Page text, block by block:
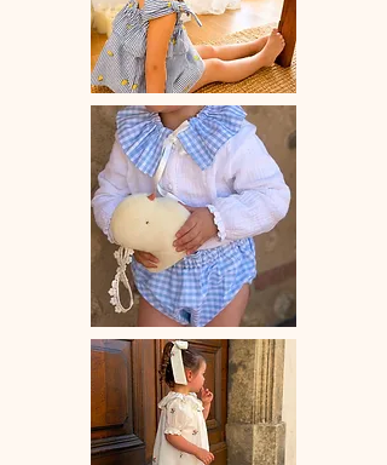
30° max, couleurs similaires, cycle
délicat. Ne pas utilser de sèche-linge.